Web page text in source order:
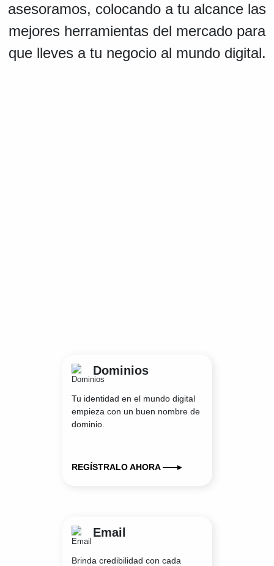
asesoramos, colocando a tu alcance las
mejores herramientas del mercado para
que lleves a tu negocio al mundo digital.
Dominios
Tu identidad en el mundo digital
empieza con un buen nombre de
dominio.
REGÍSTRALO AHORA
Email
Brinda credibilidad con cada